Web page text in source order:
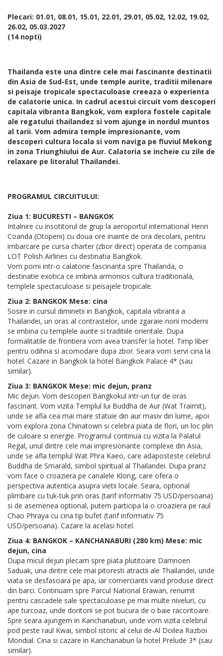
Plecari: 01.01, 08.01, 15.01, 22.01, 29.01, 05.02, 12.02, 19.02,
26.02, 05.03.2027
(14 nopti)
Thailanda este una dintre cele mai fascinante destinatii
din Asia de Sud-Est, unde temple aurite, traditii milenare
si peisaje tropicale spectaculoase creeaza o experienta
de calatorie unica. In cadrul acestui circuit vom descoperi
capitala vibranta Bangkok, vom explora fostele capitale
ale regatului thailandez si vom ajunge in nordul muntos
al tarii. Vom admira temple impresionante, vom
descoperi cultura locala si vom naviga pe fluviul Mekong
in zona Triunghiului de Aur. Calatoria se incheie cu zile de
relaxare pe litoralul Thailandei.
PROGRAMUL CIRCUITULUI:
Ziua 1: BUCURESTI – BANGKOK
Intalnire cu insotitorul de grup la aeroportul international Henri
Coanda (Otopeni) cu doua ore inainte de ora decolarii, pentru
imbarcare pe cursa charter (zbor direct) operata de compania
LOT Polish Airlines cu destinatia Bangkok.
Vom porni intr-o calatorie fascinanta spre Thailanda, o
destinatie exotica ce imbina armonios cultura traditionala,
templele spectaculoase si peisajele tropicale.
Ziua 2: BANGKOK Mese: cina
Sosire in cursul diminetii in Bangkok, capitala vibranta a
Thailandei, un oras al contrastelor, unde zgaraie-norii moderni
se imbina cu templele aurite si traditiile orientale. Dupa
formalitatile de frontiera vom avea transfer la hotel. Timp liber
pentru odihna si acomodare dupa zbor. Seara vom servi cina la
hotel. Cazare in Bangkok la hotel Bangkok Palace 4* (sau
similar).
Ziua 3: BANGKOK Mese: mic dejun, pranz
Mic dejun. Vom descoperi Bangkokul intr-un tur de oras
fascinant. Vom vizita Templul lui Buddha de Aur (Wat Traimit),
unde se afla cea mai mare statuie din aur masiv din lume, apoi
vom explora zona Chinatown si celebra piata de flori, un loc plin
de culoare si energie. Programul continua cu vizita la Palatul
Regal, unul dintre cele mai impresionante complexe din Asia,
unde se afla templul Wat Phra Kaeo, care adaposteste celebrul
Buddha de Smarald, simbol spiritual al Thailandei. Dupa pranz
vom face o croaziera pe canalele Klong, care ofera o
perspectiva autentica asupra vietii locale. Seara, optional
plimbare cu tuk-tuk prin oras (tarif informativ 75 USD/persoana)
si de asemenea optional, putem participa la o croaziera pe raul
Chao Phraya cu cina tip bufet (tarif informativ 75
USD/persoana). Cazare la acelasi hotel.
Ziua 4: BANGKOK – KANCHANABURI (280 km) Mese: mic
dejun, cina
Dupa micul dejun plecam spre piata plutitoare Damnoen
Saduak, una dintre cele mai pitoresti atractii ale Thailandei, unde
viata se desfasoara pe apa, iar comerciantii vand produse direct
din barci. Continuam spre Parcul National Erawan, renumit
pentru cascadele sale spectaculoase pe mai multe niveluri, cu
ape turcoaz, unde doritorii se pot bucura de o baie racoritoare.
Spre seara ajungem in Kanchanaburi, unde vom vizita celebrul
pod peste raul Kwai, simbol istoric al celui de-Al Doilea Razboi
Mondial. Cina si cazare in Kanchanaburi la hotel Prelude 3* (sau
similar).